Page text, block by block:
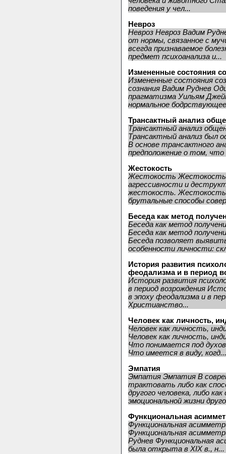
поведения у чел...
Невроз
Невроз Невроз Вадим
от нормы, связанное с
всегда признаваемое
предмет психоанализа и...
Измененные состояния
Измененные состояния
сознания Вадим Руднев
прагматизма Уильям
нормальное
Трансактный анализ
Трансактный анализ
Трансактный анализ был
В основе трансактного
предположение о том, что
Жестокость
Жестокость Жестокость
агрессивности и
жестокость.
брутальные способы
Беседа как метод
Беседа как метод
Беседа как метод
Беседа позволяет
особенности личности:
История развития
феодализма и в период
История развития
в период возрождения
в эпоху феодализма и в
Христианство...
Человек как личность,
Человек как личность,
Человек как личность,
Что понимается под
Что имеется в виду, когд...
Эмпатия
Эмпатия Эмпатия В
трактовать либо как
другого человека, либо
эмоциональной жизни
Функциональная
Функциональная
Функциональная
Руднев Функциональная
была открыта в ХIХ в., н...